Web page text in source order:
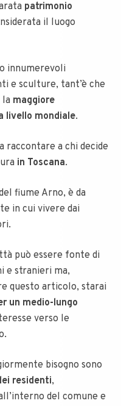
patrimonio
il luogo
innumerevoli
e sculture, tant’è che
maggiore
livello mondiale.
raccontare a chi decide
in Toscana.
fiume Arno, è da
in cui vivere dai
può essere fonte di
stranieri ma,
questo articolo, starai
un medio-lungo
verso le
bisogno sono
residenti,
del comune e